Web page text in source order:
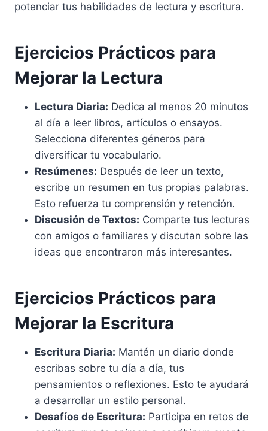
potenciar tus habilidades de lectura y escritura.
Ejercicios Prácticos para
Mejorar la Lectura
Lectura Diaria: Dedica al menos 20 minutos
al día a leer libros, artículos o ensayos.
Selecciona diferentes géneros para
diversificar tu vocabulario.
Resúmenes: Después de leer un texto,
escribe un resumen en tus propias palabras.
Esto refuerza tu comprensión y retención.
Discusión de Textos: Comparte tus lecturas
con amigos o familiares y discutan sobre las
ideas que encontraron más interesantes.
Ejercicios Prácticos para
Mejorar la Escritura
Escritura Diaria: Mantén un diario donde
escribas sobre tu día a día, tus
pensamientos o reflexiones. Esto te ayudará
a desarrollar un estilo personal.
Desafíos de Escritura: Participa en retos de